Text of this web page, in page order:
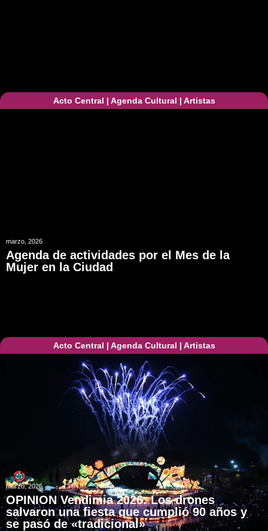
Acto Central | Agenda Cultural | Artistas
marzo, 2026
Agenda de actividades por el Mes de la
Mujer en la Ciudad
Acto Central | Agenda Cultural | Artistas
marzo, 2026
OPINION Vendimia 2026: Los drones
salvaron una fiesta que cumplió 90 años y
se pasó de «tradicional»